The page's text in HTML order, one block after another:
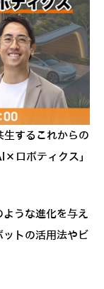
生するこれからの
ロボティクス」
うな進化を与え
トの活用法やビ